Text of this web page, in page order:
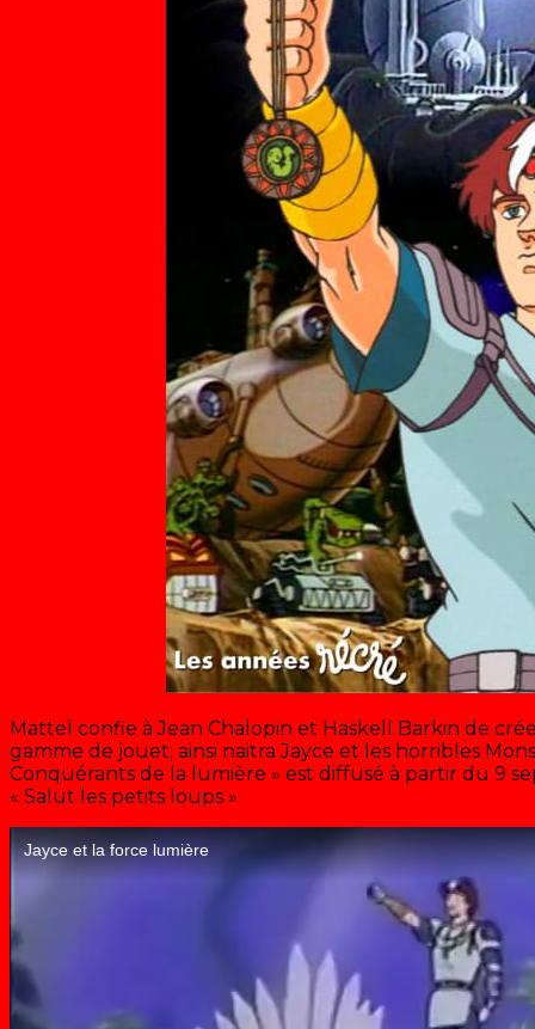
Mattel confie à Jean Chalopin et Haskell Barkin de
gamme de jouet; ainsi naitra Jayce et les horribles
Conquérants de la lumière » est diffusé à partir du 9
« Salut les petits loups »